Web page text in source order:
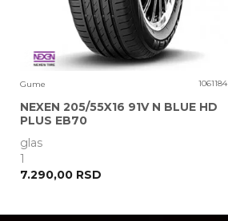
Gume 1061184
NEXEN 205/55X16 91V N BLUE HD
PLUS EB70
glas
1
7.290,00 RSD